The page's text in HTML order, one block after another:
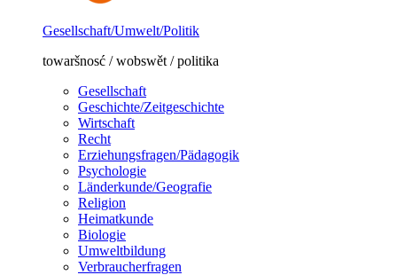
Gesellschaft/Umwelt/Politik
towaršnosć / wobswět / politika
Gesellschaft
Geschichte/Zeitgeschichte
Wirtschaft
Recht
Erziehungsfragen/Pädagogik
Psychologie
Länderkunde/Geografie
Religion
Heimatkunde
Biologie
Umweltbildung
Verbraucherfragen